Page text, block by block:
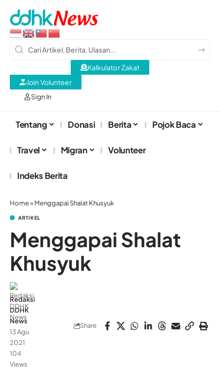
Sign In
Kalkulator Zakat
Join Volunteer
Tentang Donasi Berita Pojok Baca
Travel Migran Volunteer
Indeks Berita
Home»Menggapai Shalat Khusyuk
ARTIKEL
Menggapai Shalat
Khusyuk
Redaksi
DDHK
News
13 Agu
2021
104
Views
Share